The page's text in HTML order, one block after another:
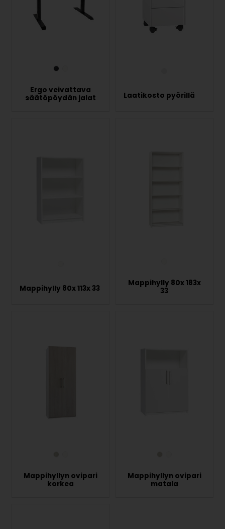
Ergo veivattava
säätöpöydän jalat
Laatikosto pyörillä
Mappihylly 80x 113x 33
Mappihylly 80x 183x
33
Mappihyllyn ovipari
korkea
Mappihyllyn ovipari
matala